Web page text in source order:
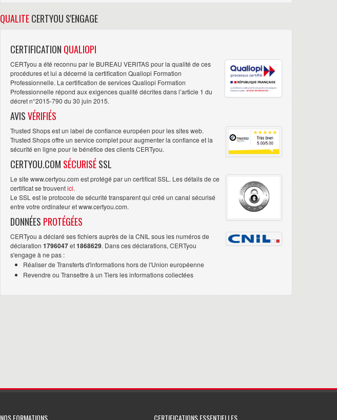
QUALITECERTYOU S'ENGAGE
CERTIFICATION QUALIOPI
CERTyou a été reconnu par le BUREAU VERITAS pour la qualité de ces
procédures et lui a décerné la certification Qualiopi Formation
Professionnelle. La certification de services Qualiopi Formation
Professionnelle répond aux exigences qualité décrites dans l’article 1 du
décret n°2015-790 du 30 juin 2015.
AVISVÉRIFIÉS
Trusted Shops est un label de confiance européen pour les sites web.
Trusted Shops offre un service complet pour augmenter la confiance et la
sécurité en ligne pour le bénéfice des clients CERTyou.
CERTYOU.COM SÉCURISÉSSL
Le site www.certyou.com est protégé par un certificat SSL. Les détails de ce
certificat se trouventici.
Le SSL est le protocole de sécurité transparent qui créé un canal sécurisé
entre votre ordinateur et www.certyou.com.
DONNÉES PROTÉGÉES
CERTyou a déclaré ses fichiers auprès de la CNIL sous les numéros de
déclaration 1796047et1868629. Dans ces déclarations, CERTyou
s'engage à ne pas :
Réaliser de Transferts d'informations hors de l'Union européenne
Revendre ou Transettre à un Tiers les informations collectées
NOS FORMATIONS CERTIFICATIONS ESSENTIELLES